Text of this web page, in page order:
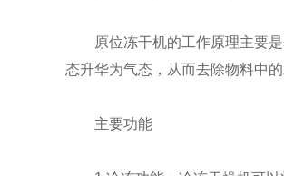
原位冻干机的工作原理主要是
态升华为气态，从而去除物料中
主要功能